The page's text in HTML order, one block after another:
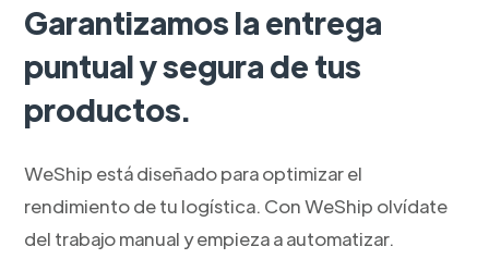
Garantizamos la entrega
puntual y segura de tus
productos.
WeShip está diseñado para optimizar el
rendimiento de tu logística. Con WeShip olvídate
del trabajo manual y empieza a automatizar.